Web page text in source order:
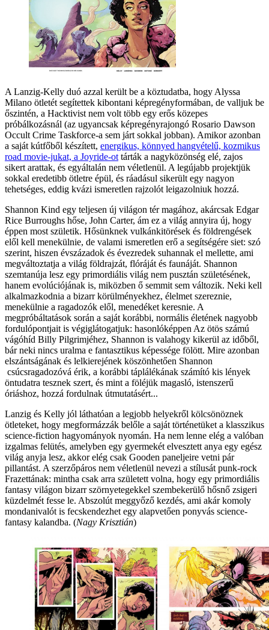
A Lanzig-Kelly duó azzal került be a köztudatba, hogy Alyssa
Milano ötletét segítettek kibontani képregényformában, de valljuk be
őszintén, a Hacktivist nem volt több egy erős közepes
próbálkozásnál (az ugyancsak képregényrajongó Rosario Dawson
Occult Crime Taskforce-a sem járt sokkal jobban). Amikor azonban
a saját kútfőből készített, energikus, könnyed hangvételű, kozmikus
road movie-jukat, a Joyride-ot tárták a nagyközönség elé, zajos
sikert arattak, és egyáltalán nem véletlenül. A legújabb projektjük
sokkal eredetibb ötletre épül, és ráadásul sikerült egy nagyon
tehetséges, eddig kvázi ismeretlen rajzolót leigazolniuk hozzá.
Shannon Kind egy teljesen új világon tér magához, akárcsak Edgar
Rice Burroughs hőse, John Carter, ám ez a világ annyira új, hogy
éppen most születik. Hősünknek vulkánkitörések és földrengések
elől kell menekülnie, de valami ismeretlen erő a segítségére siet: szó
szerint, hiszen évszázadok és évezredek suhannak el mellette, ami
megváltoztatja a világ földrajzát, flóráját és faunáját. Shannon
szemtanúja lesz egy primordiális világ nem pusztán születésének,
hanem evolúciójának is, miközben ő semmit sem változik. Neki kell
alkalmazkodnia a bizarr körülményekhez, élelmet szereznie,
menekülnie a ragadozók elől, menedéket keresnie. A
megpróbáltatások során a saját korábbi, normális életének nagyobb
fordulópontjait is végiglátogatjuk: hasonlóképpen Az ötös számú
vágóhíd Billy Pilgrimjéhez, Shannon is valahogy kikerül az időből,
bár neki nincs uralma e fantasztikus képessége fölött. Mire azonban
elszántságának és lelkierejének köszönhetően Shannon
csúcsragadozóvá érik, a korábbi táplálékának számító kis lények
öntudatra tesznek szert, és mint a föléjük magasló, istenszerű
óriáshoz, hozzá fordulnak útmutatásért...
Lanzig és Kelly jól láthatóan a legjobb helyekről kölcsönöznek
ötleteket, hogy megformázzák belőle a saját történetüket a klasszikus
science-fiction hagyományok nyomán. Ha nem lenne elég a valóban
izgalmas felütés, amelyben egy gyermekét elvesztett anya egy egész
világ anyja lesz, akkor elég csak Gooden paneljeire vetni pár
pillantást. A szerzőpáros nem véletlenül nevezi a stílusát punk-rock
Frazettának: mintha csak arra született volna, hogy egy primordiális
fantasy világon bizarr szörnyetegekkel szembekerülő hősnő zsigeri
küzdelmét fesse le. Abszolút meggyőző kezdés, ami akár komoly
mondanivalót is fecskendezhet egy alapvetően ponyvás science-
fantasy kalandba. (Nagy Krisztián)